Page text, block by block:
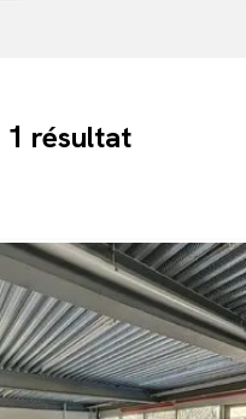
1 résultat